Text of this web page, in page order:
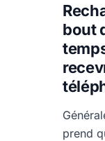
bout
prend